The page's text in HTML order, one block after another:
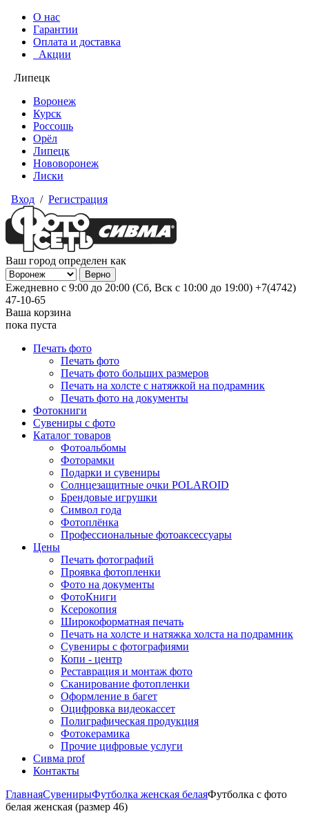
О нас
Гарантии
Оплата и доставка
Акции
Липецк
Воронеж
Курск
Россошь
Орёл
Липецк
Нововоронеж
Лиски
Вход / Регистрация
Ваш город определен как
Ежедневно с 9:00 до 20:00 (Сб, Вск с 10:00 до 19:00) +7(4742)
47-10-65
Ваша корзина
пока пуста
Печать фото
Печать фото
Печать фото больших размеров
Печать на холсте с натяжкой на подрамник
Печать фото на документы
Фотокниги
Сувениры с фото
Каталог товаров
Фотоальбомы
Фоторамки
Подарки и сувениры
Солнцезащитные очки POLAROID
Брендовые игрушки
Символ года
Фотоплёнка
Профессиональные фотоаксессуары
Цены
Печать фотографий
Проявка фотопленки
Фото на документы
ФотоКниги
Ксерокопия
Широкоформатная печать
Печать на холсте и натяжка холста на подрамник
Сувениры с фотографиями
Копи - центр
Реставрация и монтаж фото
Сканирование фотопленки
Оформление в багет
Оцифровка видеокассет
Полиграфическая продукция
Фотокерамика
Прочие цифровые услуги
Сивма prof
Контакты
ГлавнаяСувенирыФутболка женская белаяФутболка с фото
белая женская (размер 46)